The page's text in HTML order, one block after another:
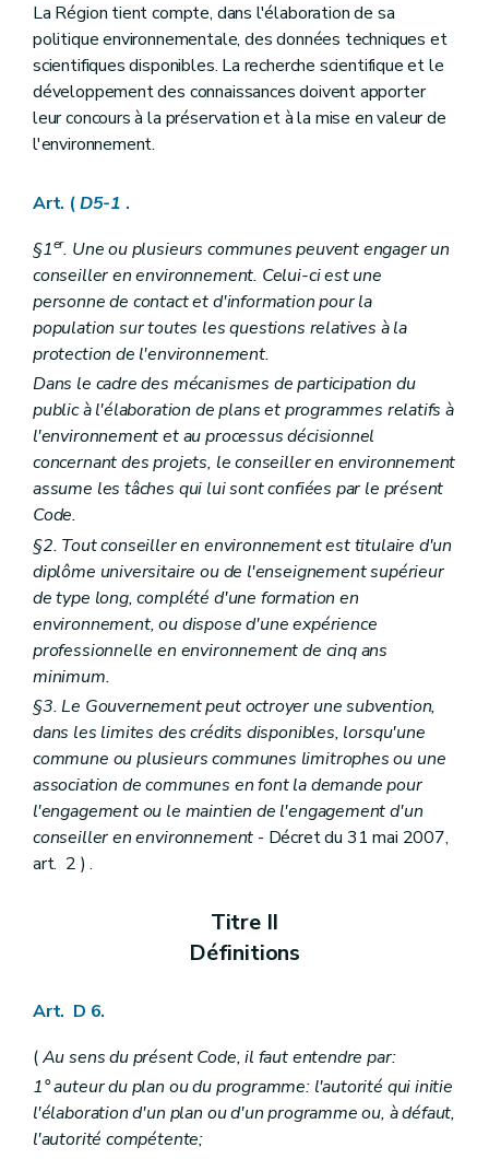
Chapitre V Comité d'accompagnement
Art. D29-25
Art. D29-26
Art. D29-27
Partie IV Planification environnementale dans le cadre du développement durable
Chapitre premier Dispositions générales
Art. D 30
Art. D 32
Art. D 34
Art. D 35
Art. D 36
Chapitre III Plan d'environnement pour le développement durable
Art. D 37
Art. D 38
Art. D 39
Art. D 40
Art. D 41
Art. D 42
Art. D 43
Art. D 44
Art. D 45
Chapitre IV
Art. D 46
Art. D 47
Chapitre V Plans communaux d'environnement et de développement de la nature
Art. D 48
Partie V Evaluation des incidences sur l'environnement
Chapitre premier Définitions et principes
Art. D 49
Art. D 50
Art. D 51
Chapitre II Système d'évaluation des incidences des plans et programmes sur l'environnement
Art. D 52
Art. D 53
Art. D 54
Art. D 55
Art. D 56
Art. D 57
Art. D 58
Système d'évaluation des incidences de projets sur l'environnement
Art. D 64
Art. D 66
Art. D 68
Art. D 67
Art. D 69
Art. D 70
La Région tient compte, dans l'élaboration de sa
politique environnementale, des données techniques et
scientifiques disponibles. La recherche scientifique et le
développement des connaissances doivent apporter
leur concours à la préservation et à la mise en valeur de
l'environnement.
Art. (D5-1 .
§1er. Une ou plusieurs communes peuvent engager un
conseiller en environnement. Celui-ci est une
personne de contact et d'information pour la
population sur toutes les questions relatives à la
protection de l'environnement.
Dans le cadre des mécanismes de participation du
public à l'élaboration de plans et programmes relatifs à
l'environnement et au processus décisionnel
concernant des projets, le conseiller en environnement
assume les tâches qui lui sont confiées par le présent
Code.
§2. Tout conseiller en environnement est titulaire d'un
diplôme universitaire ou de l'enseignement supérieur
de type long, complété d'une formation en
environnement, ou dispose d'une expérience
professionnelle en environnement de cinq ans
minimum.
§3. Le Gouvernement peut octroyer une subvention,
dans les limites des crédits disponibles, lorsqu'une
commune ou plusieurs communes limitrophes ou une
association de communes en font la demande pour
l'engagement ou le maintien de l'engagement d'un
conseiller en environnement - Décret du 31 mai 2007,
art. 2 ) .
Titre II
Définitions
Art. D 6.
(Au sens du présent Code, il faut entendre par:
1° auteur du plan ou du programme: l'autorité qui initie
l'élaboration d'un plan ou d'un programme ou, à défaut,
l'autorité compétente;